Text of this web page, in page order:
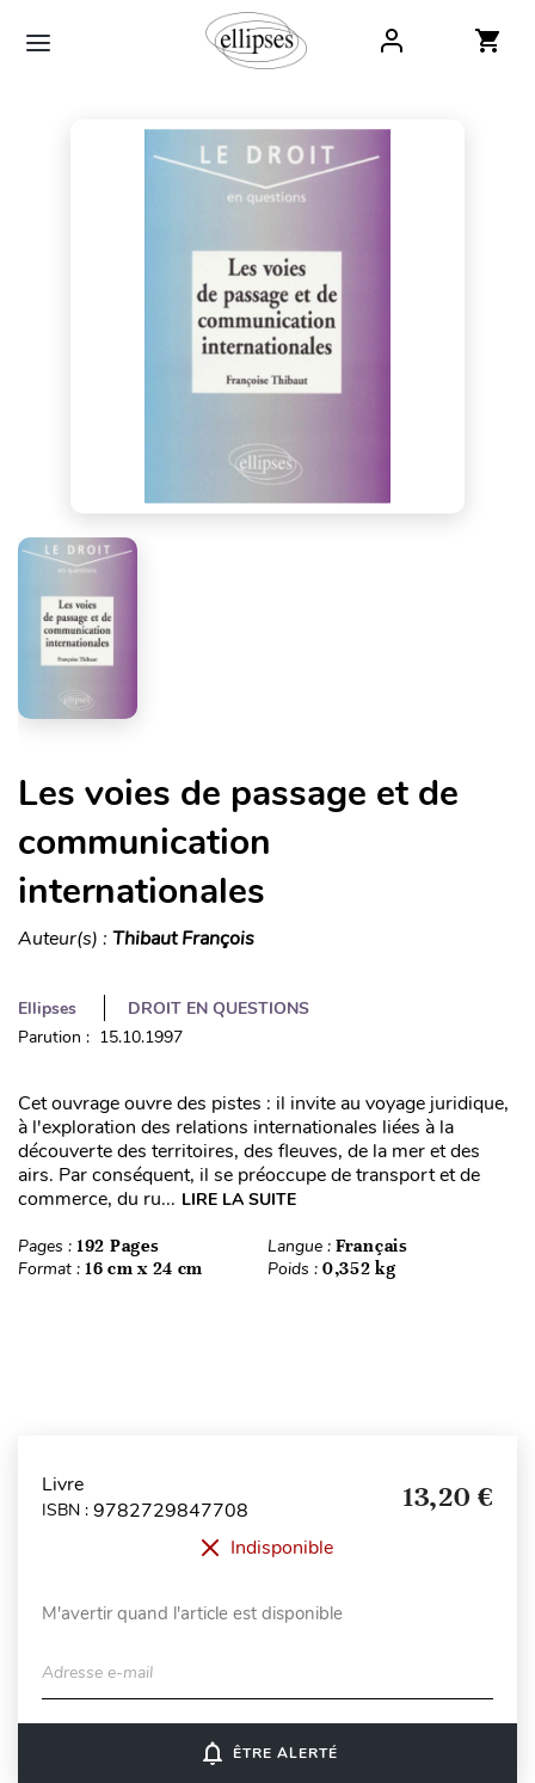
Les voies de passage et de
communication
internationales
Auteur(s) : Thibaut François
Ellipses
DROIT EN QUESTIONS
Parution : 15.10.1997
Cet ouvrage ouvre des pistes : il invite au voyage juridique,
à l'exploration des relations internationales liées à la
découverte des territoires, des fleuves, de la mer et des
airs. Par conséquent, il se préoccupe de transport et de
commerce, du ru... LIRE LA SUITE
Pages : 192 Pages Langue : Français
Format : 16 cm x 24 cm Poids : 0,352 kg
Livre
ISBN : 9782729847708 13,20 €
Indisponible
M'avertir quand l'article est disponible
Adresse e-mail
notifications_none ÊTRE ALERTÉ